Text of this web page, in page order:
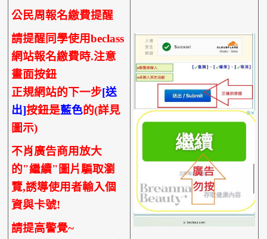
公民周報名繳費提醒
請提醒同學使用beclass
網站報名繳費時.注意
畫面按鈕
正規網站的下一步[送
出]按鈕是藍色的(詳見
圖示)
不肖廣告商用放大
的"繼續"圖片騙取瀏
覽,誘導使用者輸入個
資與卡號!
請提高警覺~